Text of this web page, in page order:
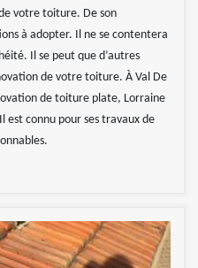
votre toiture. De son
à adopter. Il ne se contentera
Il se peut que d’autres
de votre toiture. À Val De
de toiture plate, Lorraine
est connu pour ses travaux de